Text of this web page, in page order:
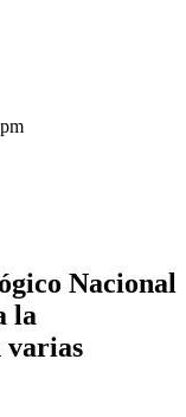
Nacional
la
varias